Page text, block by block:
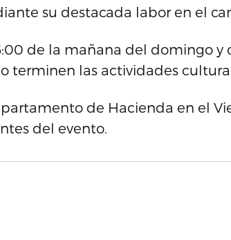
su destacada labor en el
de la mañana del domingo y
terminen las actividades
de Hacienda en el
del evento.